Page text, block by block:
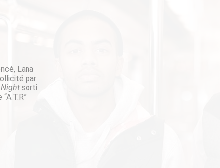
Lana
par
sorti